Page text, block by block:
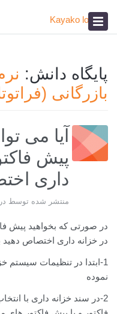
آکادمی
پایگاه دانش:
بازرگانی
آیا می
پیش
داری
منتشر شده توسط در تاریخ 1394/7/7 سه
در صورتی که بخواهید پیش
در خزانه داری اختصاص دهید
1-ابتدا در تنظیمات سیستم
نموده
2-در سند خزانه داری با